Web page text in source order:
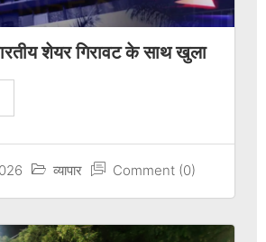
शेयर गिरावट के साथ खुला
व्यापार Comment (0)